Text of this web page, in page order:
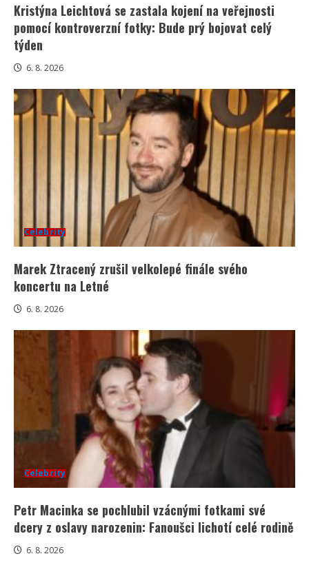
Kristýna Leichtová se zastala kojení na veřejnosti
pomocí kontroverzní fotky: Bude prý bojovat celý
týden
6. 8. 2026
Celebrity
Marek Ztracený zrušil velkolepé finále svého
koncertu na Letné
6. 8. 2026
Celebrity
Petr Macinka se pochlubil vzácnými fotkami své
dcery z oslavy narozenin: Fanoušci lichotí celé rodině
6. 8. 2026